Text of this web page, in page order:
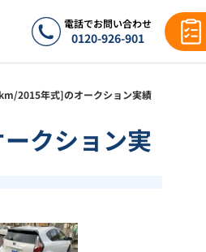
電話でお問い合わせ
0120-926-901
2015年式]のオークション実績
クション実
1/18